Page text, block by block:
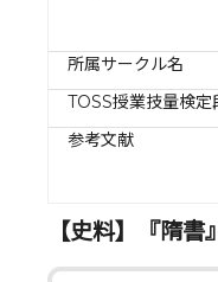
所属サークル名
TOSS授業技量検定
参考文献
【史料】『隋書